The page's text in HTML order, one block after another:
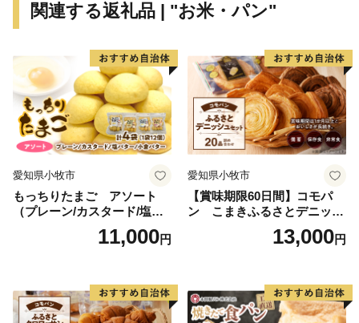
関連する返礼品 | "お米・パン"
愛知県小牧市
もっちりたまご アソート
（プレーン/カスタード/塩バ
ター/小倉バター）11,000円
愛知県小牧市
【賞味期限60日間】コモパ
ン こまきふるさとデニッシ
ュセット（20個入り）／災害
用備蓄 保存食 非常食 防災グ
13,000円